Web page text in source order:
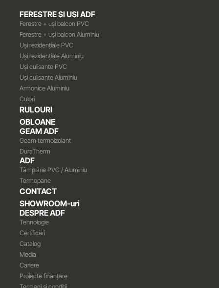
FERESTRE ȘI UȘI ADF
Ferestre + uși balcon PVC
Ferestre + uși balcon Aluminiu
Uși rezidențiale PVC
Uși rezidențiale Aluminiu
Uși culisante PVC
Uși culisante Aluminiu
Armonice Aluminiu
Culori
RULOURI
OBLOANE
GEAM ADF
Geam termoizolant
DuraTherm
ADF
Tâmplărie PVC / Aluminiu
Termopane
CONTACT
SHOWROOM-uri
DESPRE ADF
Tehnologie
Certificări
Catalog
Media
Cariere
Proiecte finanțare